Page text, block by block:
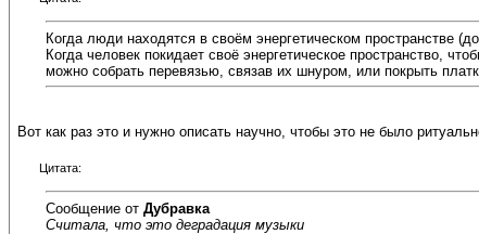
Когда люди находятся в своём энергетическом пространстве
Когда человек покидает своё энергетическое пространство,
можно собрать перевязью, связав их шнуром, или покрыть
Вот как раз это и нужно описать научно, чтобы это не было
Цитата:
Сообщение от Дубравка
Считала, что это деградация музыки